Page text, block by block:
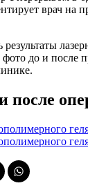
врач на
до и после
после